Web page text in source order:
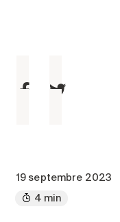
Nos résidences
19 septembre 2023
4 min